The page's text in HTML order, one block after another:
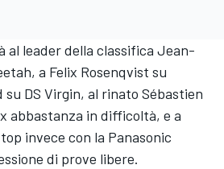
al leader della classifica Jean-
a Felix Rosenqvist su
su DS Virgin, al rinato Sébastien
abbastanza in difficoltà, e a
invece con la Panasonic
di prove libere.